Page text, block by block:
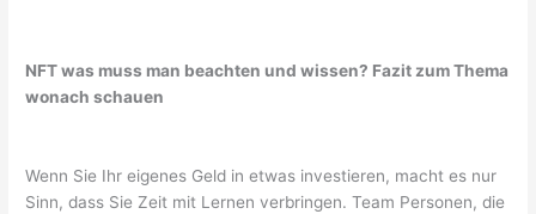
NFT was muss man beachten und wissen? Fazit zum Thema
wonach schauen
Wenn Sie Ihr eigenes Geld in etwas investieren, macht es nur
Sinn, dass Sie Zeit mit Lernen verbringen. Team Personen, die